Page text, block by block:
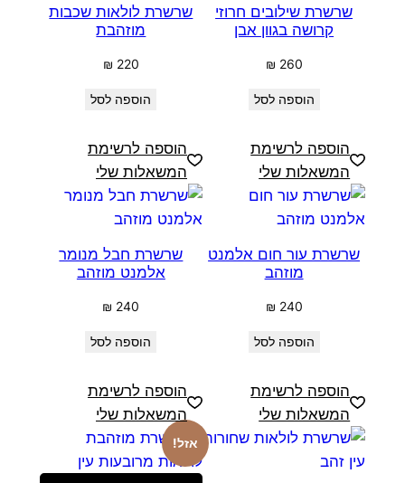
שרשרת שילובים חרוזי
קרושה בגוון אבן
₪ 260
הוספה לסל
הוספה לרשימת
המשאלות שלי
שרשרת לולאות שכבות
מוזהבת
₪ 220
הוספה לסל
הוספה לרשימת
המשאלות שלי
שרשרת עור חום אלמנט
מוזהב
₪ 240
הוספה לסל
הוספה לרשימת
המשאלות שלי
שרשרת חבל מנומר
אלמנט מוזהב
₪ 240
הוספה לסל
הוספה לרשימת
המשאלות שלי
אזל!